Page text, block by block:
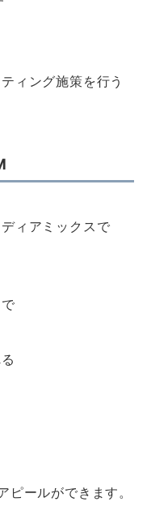
ィング施策を行う
ィアミックスで
ピールができます。